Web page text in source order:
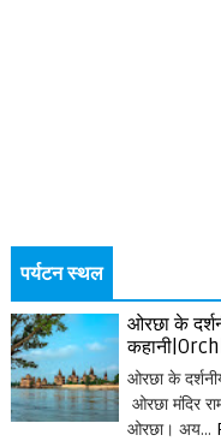
पर्यटन स्थल
ओरछा के
ओरछा के
ओरछा मंदिर
ओरछा। अय...